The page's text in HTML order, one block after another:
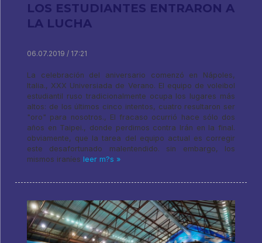
LOS ESTUDIANTES ENTRARON A
LA LUCHA
06.07.2019 / 17:21
La celebración del aniversario comenzó en Nápoles,
Italia., XXX Universiada de Verano. El equipo de voleibol
estudiantil ruso tradicionalmente ocupa los lugares más
altos: de los últimos cinco intentos, cuatro resultaron ser
"oro" para nosotros., El fracaso ocurrió hace sólo dos
años en Taipei., donde perdimos contra Irán en la final.
obviamente, que la tarea del equipo actual es corregir
este desafortunado malentendido. sin embargo, los
mismos iraníes leer m?s »